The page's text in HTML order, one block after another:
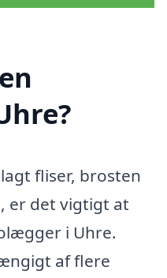
fliser, brosten
er det vigtigt at
i Uhre.
af flere